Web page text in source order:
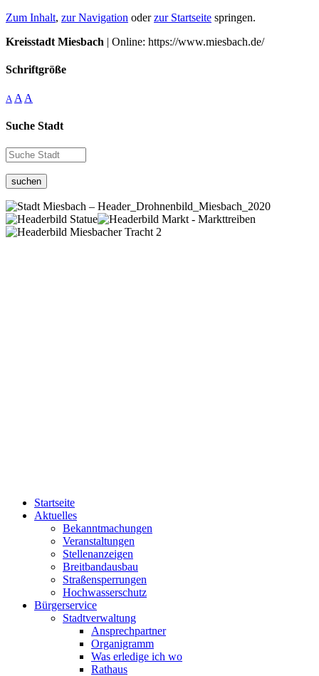
Zum Inhalt, zur Navigation oderzur Startseite springen.
Kreisstadt Miesbach | Online: https://www.miesbach.de/
Schriftgröße
A A A
Suche Stadt
suchen
Startseite
Aktuelles
Bekanntmachungen
Veranstaltungen
Stellenanzeigen
Breitbandausbau
Straßensperrungen
Hochwasserschutz
Bürgerservice
Stadtverwaltung
Ansprechpartner
Organigramm
Was erledige ich wo
Rathaus